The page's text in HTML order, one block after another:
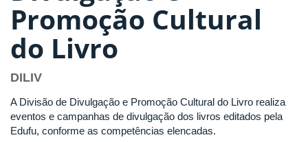
Promoção Cultural
do Livro
DILIV
A Divisão de Divulgação e Promoção Cultural do Livro realiza
eventos e campanhas de divulgação dos livros editados pela
Edufu, conforme as competências elencadas.